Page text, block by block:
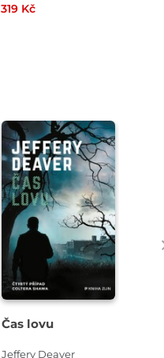
319 Kč
Čas lovu
Jeffery Deaver